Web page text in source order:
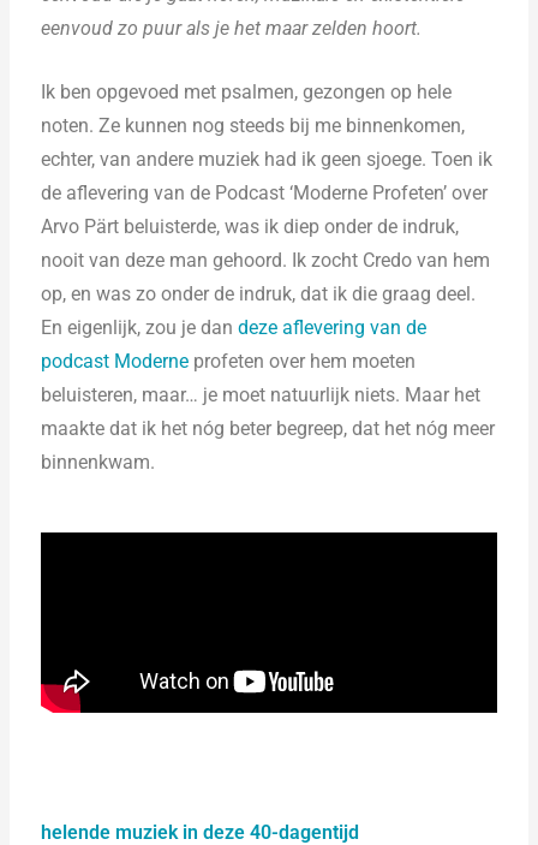
eenvoud zo puur als je het maar zelden hoort.
Ik ben opgevoed met psalmen, gezongen op hele
noten. Ze kunnen nog steeds bij me binnenkomen,
echter, van andere muziek had ik geen sjoege. Toen ik
de aflevering van de Podcast ‘Moderne Profeten’ over
Arvo Pärt beluisterde, was ik diep onder de indruk,
nooit van deze man gehoord. Ik zocht Credo van hem
op, en was zo onder de indruk, dat ik die graag deel.
En eigenlijk, zou je dan deze aflevering van de
podcast Moderneprofeten over hem moeten
beluisteren, maar… je moet natuurlijk niets. Maar het
maakte dat ik het nóg beter begreep, dat het nóg meer
binnenkwam.
helende muziek in deze 40-dagentijd